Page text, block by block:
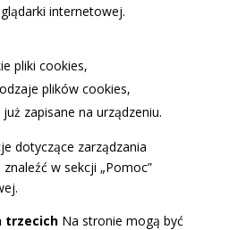
internetowej.
pliki cookies,
plików cookies,
zapisane na urządzeniu.
dotyczące zarządzania
w sekcji „Pomoc”
trzecichNa stronie mogą być